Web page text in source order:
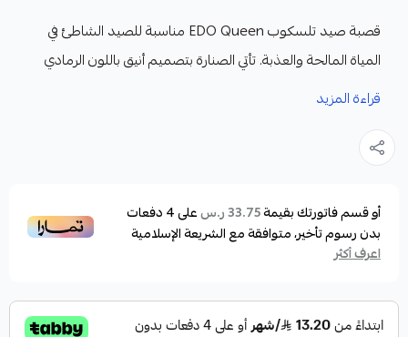
قصبة صيد تلسكوب EDO Queen مناسبة للصيد الشاطئ في
المياة المالحة والعذبة. تأتي الصنارة بتصميم أنيق باللون الرمادي
مع لمسات باللون الأحمر والأسود، مما يضفي عليها مظهرًا عصريًا
مادة عالية الجودة: مصنوعة من مواد قوية وخفيفة
الوزن، مما يسهل حملها وتحملها لظروف الصيد القاسية.
قوة التحمل: تصميم قوي ومتين لمقاومة التحديات التي
سهولة الاستخدام: مقبض مريح ومضاد للانزلاق يوفر
قراءة المزيد
أو قسم فاتورتك بقيمة33.75 ر.س على4دفعات
بدون رسوم تأخير، متوافقة مع الشريعة الإسلامية
اعرف أكثر